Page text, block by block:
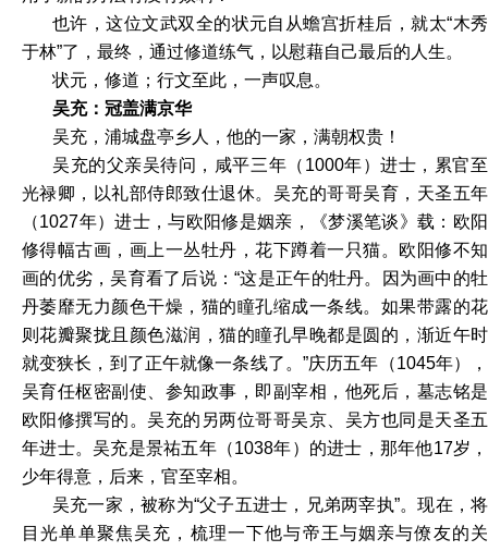
也许，这位文武双全的状元自从蟾宫折桂后，就太“木秀
于林”了，最终，通过修道练气，以慰藉自己最后的人生。
状元，修道；行文至此，一声叹息。
吴充：冠盖满京华
吴充，浦城盘亭乡人，他的一家，满朝权贵！
吴充的父亲吴待问，咸平三年（1000年）进士，累官至
光禄卿，以礼部侍郎致仕退休。吴充的哥哥吴育，天圣五年
（1027年）进士，与欧阳修是姻亲，《梦溪笔谈》载：欧阳
修得幅古画，画上一丛牡丹，花下蹲着一只猫。欧阳修不知
画的优劣，吴育看了后说：“这是正午的牡丹。因为画中的牡
丹萎靡无力颜色干燥，猫的瞳孔缩成一条线。如果带露的花
则花瓣聚拢且颜色滋润，猫的瞳孔早晚都是圆的，渐近午时
就变狭长，到了正午就像一条线了。”庆历五年（1045年），
吴育任枢密副使、参知政事，即副宰相，他死后，墓志铭是
欧阳修撰写的。吴充的另两位哥哥吴京、吴方也同是天圣五
年进士。吴充是景祐五年（1038年）的进士，那年他17岁，
少年得意，后来，官至宰相。
吴充一家，被称为“父子五进士，兄弟两宰执”。现在，将
目光单单聚焦吴充，梳理一下他与帝王与姻亲与僚友的关